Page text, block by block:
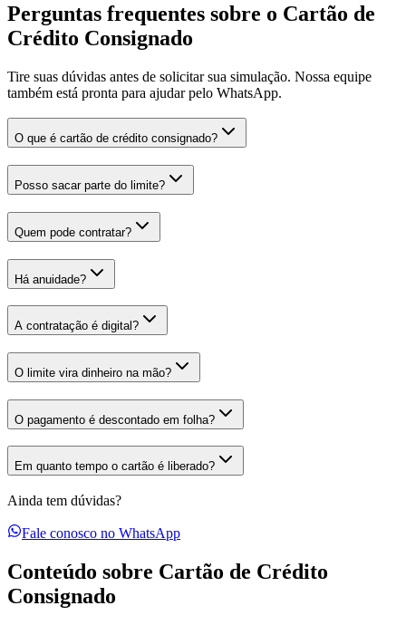
Perguntas frequentes sobre o Cartão de
Crédito Consignado
Tire suas dúvidas antes de solicitar sua simulação. Nossa equipe
também está pronta para ajudar pelo WhatsApp.
O que é cartão de crédito consignado?
Posso sacar parte do limite?
Quem pode contratar?
Há anuidade?
A contratação é digital?
O limite vira dinheiro na mão?
O pagamento é descontado em folha?
Em quanto tempo o cartão é liberado?
Ainda tem dúvidas?
Fale conosco no WhatsApp
Conteúdo sobre Cartão de Crédito
Consignado